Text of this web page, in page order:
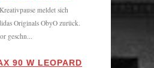
meldet sich
Originals ObyO zurück.
geschn...
90 W LEOPARD